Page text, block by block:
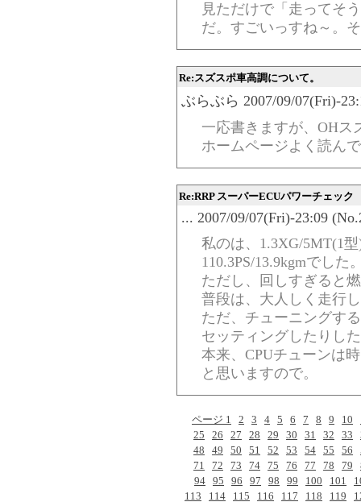
見ただけで「走ってそ
だ。すごいっすね～。
Re:スズスポ車高調について。
ぶらぶら 2007/09/07(Fri)-
一応書きますが、OHス
ホームページよく読ん
Re:RRP スーパーECUパワーチェック
... 2007/09/07(Fri)-23:09
私のは、1.3XG/5MT(1
110.3PS/13.9kgmでした
ただし、回しすぎると
普段は、大人しく走行
ただ、チューニングす
セッティングしたりし
本来、CPUチューンは
と思いますので。
ページ 1 2 3 4 5 6 7 8 9 10
25
26 27 28 29 30 31 32 33
48
49 50 51 52 53 54 55 56
71
72 73 74 75 76 77 78 79
94 95 96 97 98 99 100 101
113
114 115 116 117 118 119